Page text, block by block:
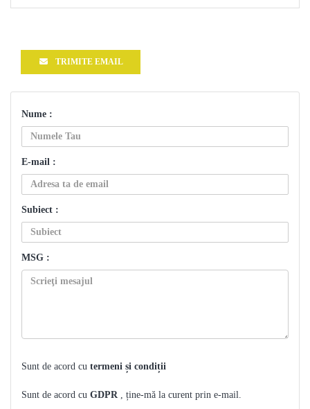
TRIMITE EMAIL
Nume :
E-mail :
Subiect :
MSG :
Sunt de acord cu termeni și condiții
Sunt de acord cu GDPR , ține-mă la curent prin e-mail.